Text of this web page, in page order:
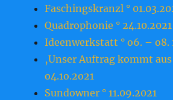
Faschingskranzl °
Quadrophonie ° 24.10.2021
Ideenwerkstatt ° o6. – o8.
‚Unser Auftrag kommt
o4.1o.2o21
Sundowner ° 11.09.2021